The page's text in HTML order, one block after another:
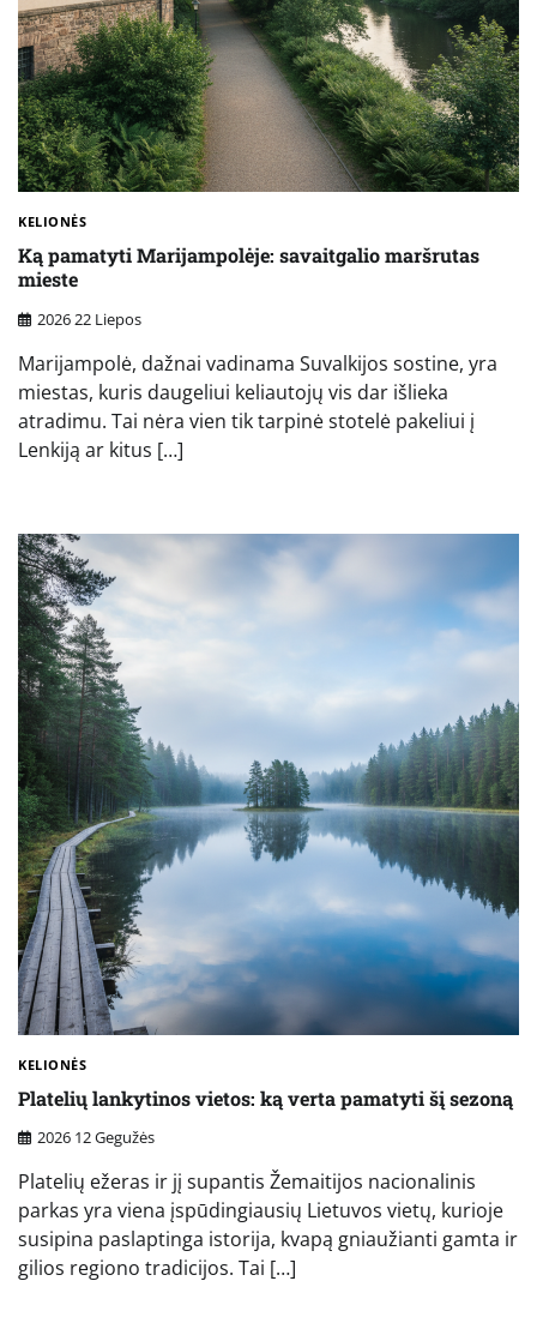
KELIONĖS
Ką pamatyti Marijampolėje: savaitgalio maršrutas
mieste
2026 22 Liepos
Marijampolė, dažnai vadinama Suvalkijos sostine, yra
miestas, kuris daugeliui keliautojų vis dar išlieka
atradimu. Tai nėra vien tik tarpinė stotelė pakeliui į
Lenkiją ar kitus […]
KELIONĖS
Platelių lankytinos vietos: ką verta pamatyti šį sezoną
2026 12 Gegužės
Platelių ežeras ir jį supantis Žemaitijos nacionalinis
parkas yra viena įspūdingiausių Lietuvos vietų, kurioje
susipina paslaptinga istorija, kvapą gniaužianti gamta ir
gilios regiono tradicijos. Tai […]